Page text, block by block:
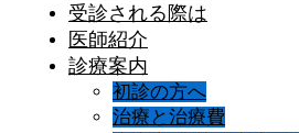
受診される際は
医師紹介
診療案内
初診の方へ
治療と治療費